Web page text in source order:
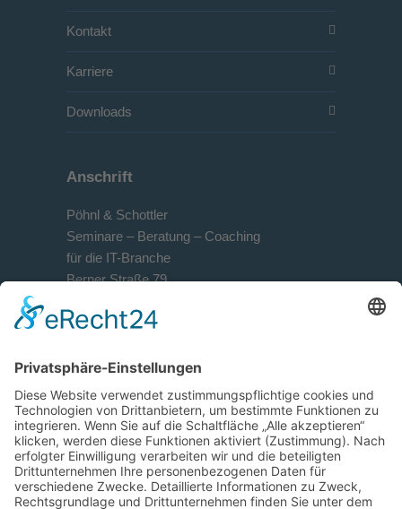
Kontakt
Karriere
Downloads
Anschrift
Pöhnl & Schottler
Seminare – Beratung – Coaching
für die IT-Branche
Berner Straße 79
+49 69 90 50 944-0
+49 69 90 50 944-29
info@ps-sales-training.de
ps-sales-training.de